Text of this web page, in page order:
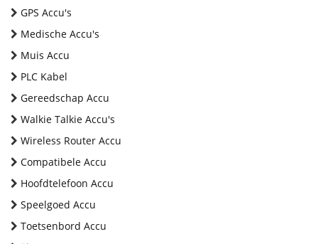
GPS Accu's
Medische Accu's
Muis Accu
PLC Kabel
Gereedschap Accu
Walkie Talkie Accu's
Wireless Router Accu
Compatibele Accu
Hoofdtelefoon Accu
Speelgoed Accu
Toetsenbord Accu